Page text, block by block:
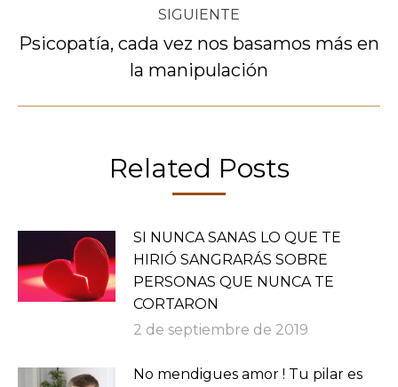
SIGUIENTE
Publicación
siguiente:
Psicopatía, cada vez nos basamos más en
la manipulación
Related Posts
SI NUNCA SANAS LO QUE TE
HIRIÓ SANGRARÁS SOBRE
PERSONAS QUE NUNCA TE
CORTARON
2 de septiembre de 2019
No mendigues amor ! Tu pilar es